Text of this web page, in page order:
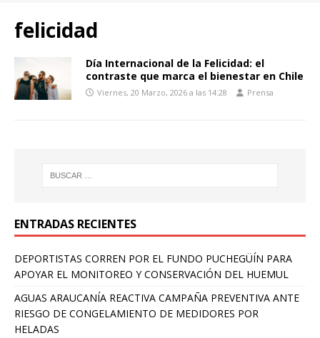
felicidad
Día Internacional de la Felicidad: el
contraste que marca el bienestar en Chile
Viernes, 20 Marzo, 2026 a las 14:28 Prensa
ENTRADAS RECIENTES
DEPORTISTAS CORREN POR EL FUNDO PUCHEGÜÍN PARA
APOYAR EL MONITOREO Y CONSERVACIÓN DEL HUEMUL
AGUAS ARAUCANÍA REACTIVA CAMPAÑA PREVENTIVA ANTE
RIESGO DE CONGELAMIENTO DE MEDIDORES POR
HELADAS